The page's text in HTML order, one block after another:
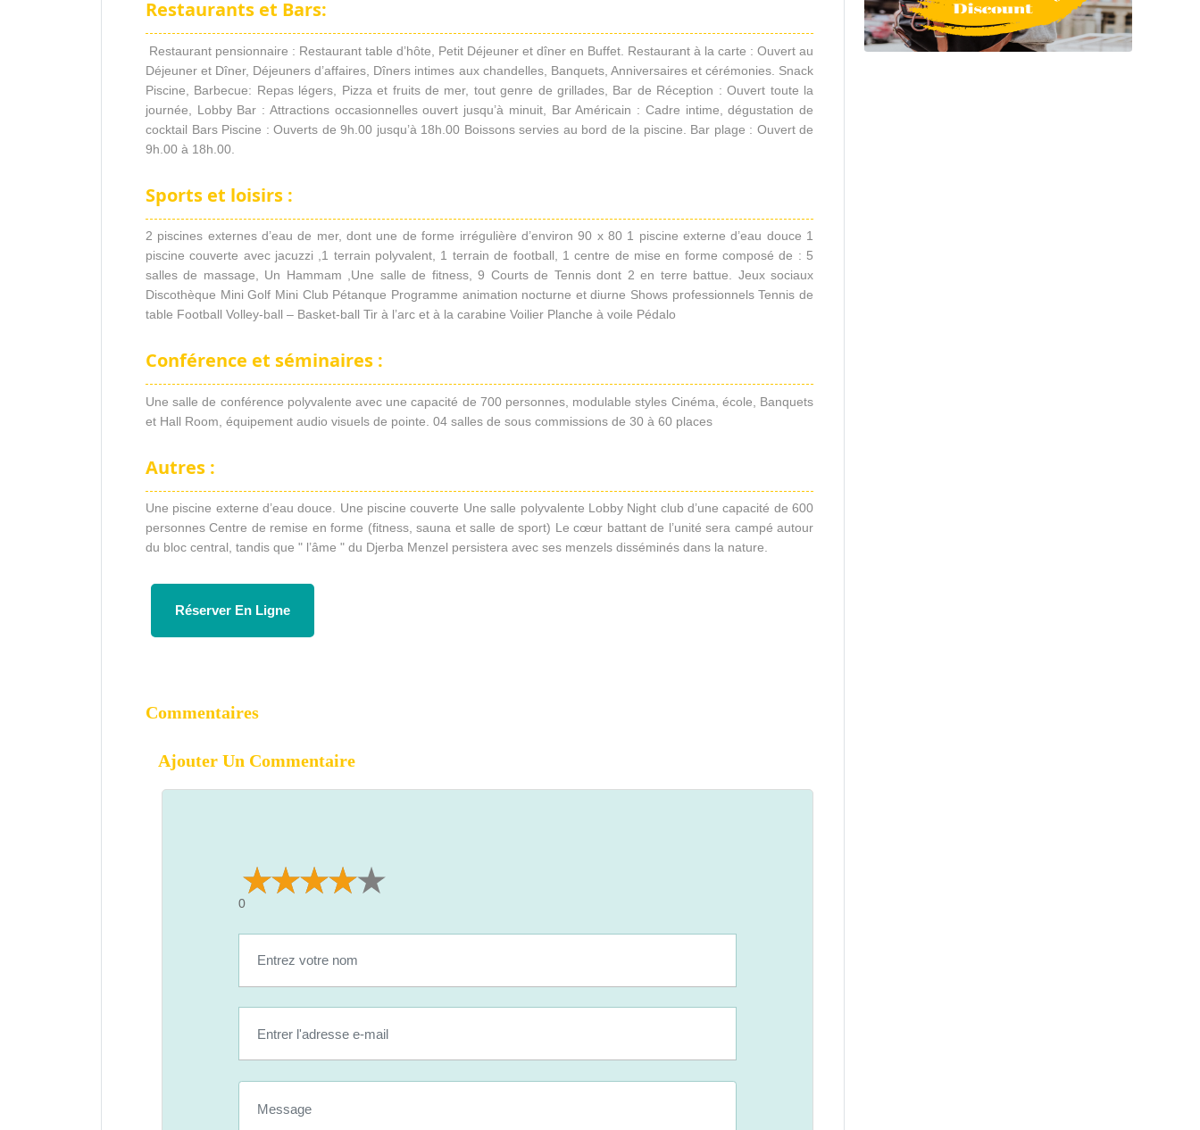
Restaurants et Bars:
Restaurant pensionnaire : Restaurant table d’hôte, Petit Déjeuner et dîner en Buffet. Restaurant à la carte : Ouvert au
Déjeuner et Dîner, Déjeuners d’affaires, Dîners intimes aux chandelles, Banquets, Anniversaires et cérémonies. Snack
Piscine, Barbecue: Repas légers, Pizza et fruits de mer, tout genre de grillades, Bar de Réception : Ouvert toute la
journée, Lobby Bar : Attractions occasionnelles ouvert jusqu’à minuit, Bar Américain : Cadre intime, dégustation de
cocktail Bars Piscine : Ouverts de 9h.00 jusqu’à 18h.00 Boissons servies au bord de la piscine. Bar plage : Ouvert de
9h.00 à 18h.00.
Sports et loisirs :
2 piscines externes d’eau de mer, dont une de forme irrégulière d’environ 90 x 80 1 piscine externe d’eau douce 1
piscine couverte avec jacuzzi ,1 terrain polyvalent, 1 terrain de football, 1 centre de mise en forme composé de : 5
salles de massage, Un Hammam ,Une salle de fitness, 9 Courts de Tennis dont 2 en terre battue. Jeux sociaux
Discothèque Mini Golf Mini Club Pétanque Programme animation nocturne et diurne Shows professionnels Tennis de
table Football Volley-ball – Basket-ball Tir à l’arc et à la carabine Voilier Planche à voile Pédalo
Conférence et séminaires :
Une salle de conférence polyvalente avec une capacité de 700 personnes, modulable styles Cinéma, école, Banquets
et Hall Room, équipement audio visuels de pointe. 04 salles de sous commissions de 30 à 60 places
Autres :
Une piscine externe d’eau douce. Une piscine couverte Une salle polyvalente Lobby Night club d’une capacité de 600
personnes Centre de remise en forme (fitness, sauna et salle de sport) Le cœur battant de l’unité sera campé autour
du bloc central, tandis que " l’âme " du Djerba Menzel persistera avec ses menzels disséminés dans la nature.
Réserver En Ligne
Commentaires
Ajouter Un Commentaire
0